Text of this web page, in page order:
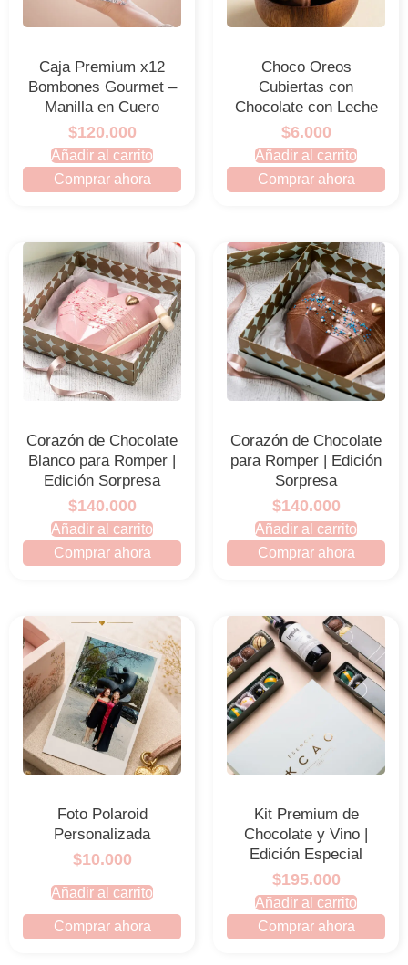
Caja Premium x12
Bombones Gourmet –
Manilla en Cuero
$120.000
Añadir al carrito
Comprar ahora
Choco Oreos
Cubiertas con
Chocolate con Leche
$6.000
Añadir al carrito
Comprar ahora
Corazón de Chocolate
Blanco para Romper |
Edición Sorpresa
$140.000
Añadir al carrito
Comprar ahora
Corazón de Chocolate
para Romper | Edición
Sorpresa
$140.000
Añadir al carrito
Comprar ahora
Foto Polaroid
Personalizada
$10.000
Añadir al carrito
Comprar ahora
Kit Premium de
Chocolate y Vino |
Edición Especial
$195.000
Añadir al carrito
Comprar ahora